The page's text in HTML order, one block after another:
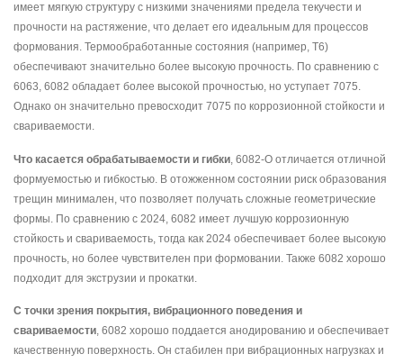
имеет мягкую структуру с низкими значениями предела текучести и
прочности на растяжение, что делает его идеальным для процессов
формования. Термообработанные состояния (например, T6)
обеспечивают значительно более высокую прочность. По сравнению с
6063, 6082 обладает более высокой прочностью, но уступает 7075.
Однако он значительно превосходит 7075 по коррозионной стойкости и
свариваемости.
Что касается обрабатываемости и гибки , 6082-O отличается отличной
формуемостью и гибкостью. В отожженном состоянии риск образования
трещин минимален, что позволяет получать сложные геометрические
формы. По сравнению с 2024, 6082 имеет лучшую коррозионную
стойкость и свариваемость, тогда как 2024 обеспечивает более высокую
прочность, но более чувствителен при формовании. Также 6082 хорошо
подходит для экструзии и прокатки.
С точки зрения покрытия, вибрационного поведения и
свариваемости, 6082 хорошо поддается анодированию и обеспечивает
качественную поверхность. Он стабилен при вибрационных нагрузках и